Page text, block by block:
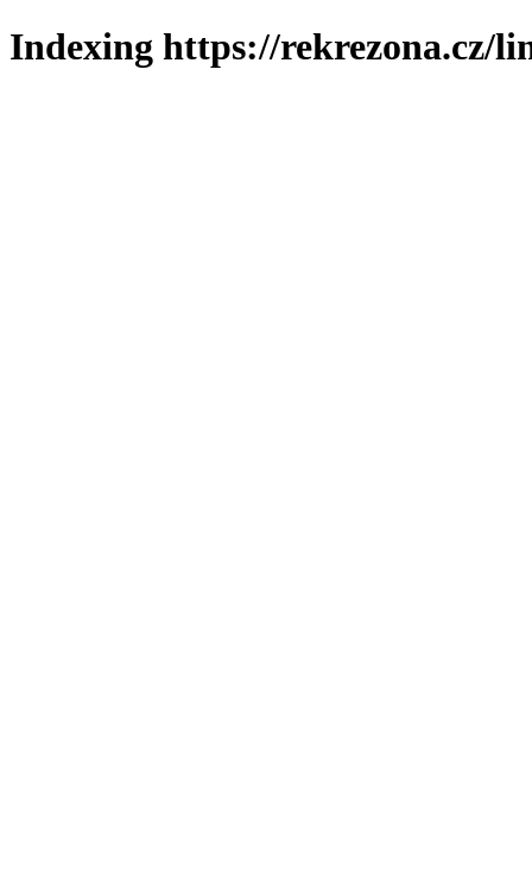
Indexing https://rekrezona.cz/